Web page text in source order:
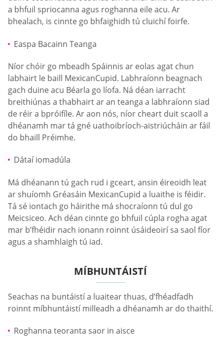
a bhfuil spriocanna agus roghanna eile acu. Ar
bhealach, is cinnte go bhfaighidh tú cluichí foirfe.
Easpa Bacainn Teanga
Níor chóir go mbeadh Spáinnis ar eolas agat chun
labhairt le baill MexicanCupid. Labhraíonn beagnach
gach duine acu Béarla go líofa. Ná déan iarracht
breithiúnas a thabhairt ar an teanga a labhraíonn siad
de réir a bpróifíle. Ar aon nós, níor cheart duit scaoll a
dhéanamh mar tá gné uathoibríoch-aistriúcháin ar fáil
do bhaill Préimhe.
Dátaí iomadúla
Má dhéanann tú gach rud i gceart, ansin éireoidh leat
ar shuíomh Gréasáin MexicanCupid a luaithe is féidir.
Tá sé iontach go háirithe má shocraíonn tú dul go
Meicsiceo. Ach déan cinnte go bhfuil cúpla rogha agat
mar b’fhéidir nach ionann roinnt úsáideoirí sa saol fíor
agus a shamhlaigh tú iad.
MÍBHUNTÁISTÍ
Seachas na buntáistí a luaitear thuas, d’fhéadfadh
roinnt míbhuntáistí milleadh a dhéanamh ar do thaithí.
Roghanna teoranta saor in aisce